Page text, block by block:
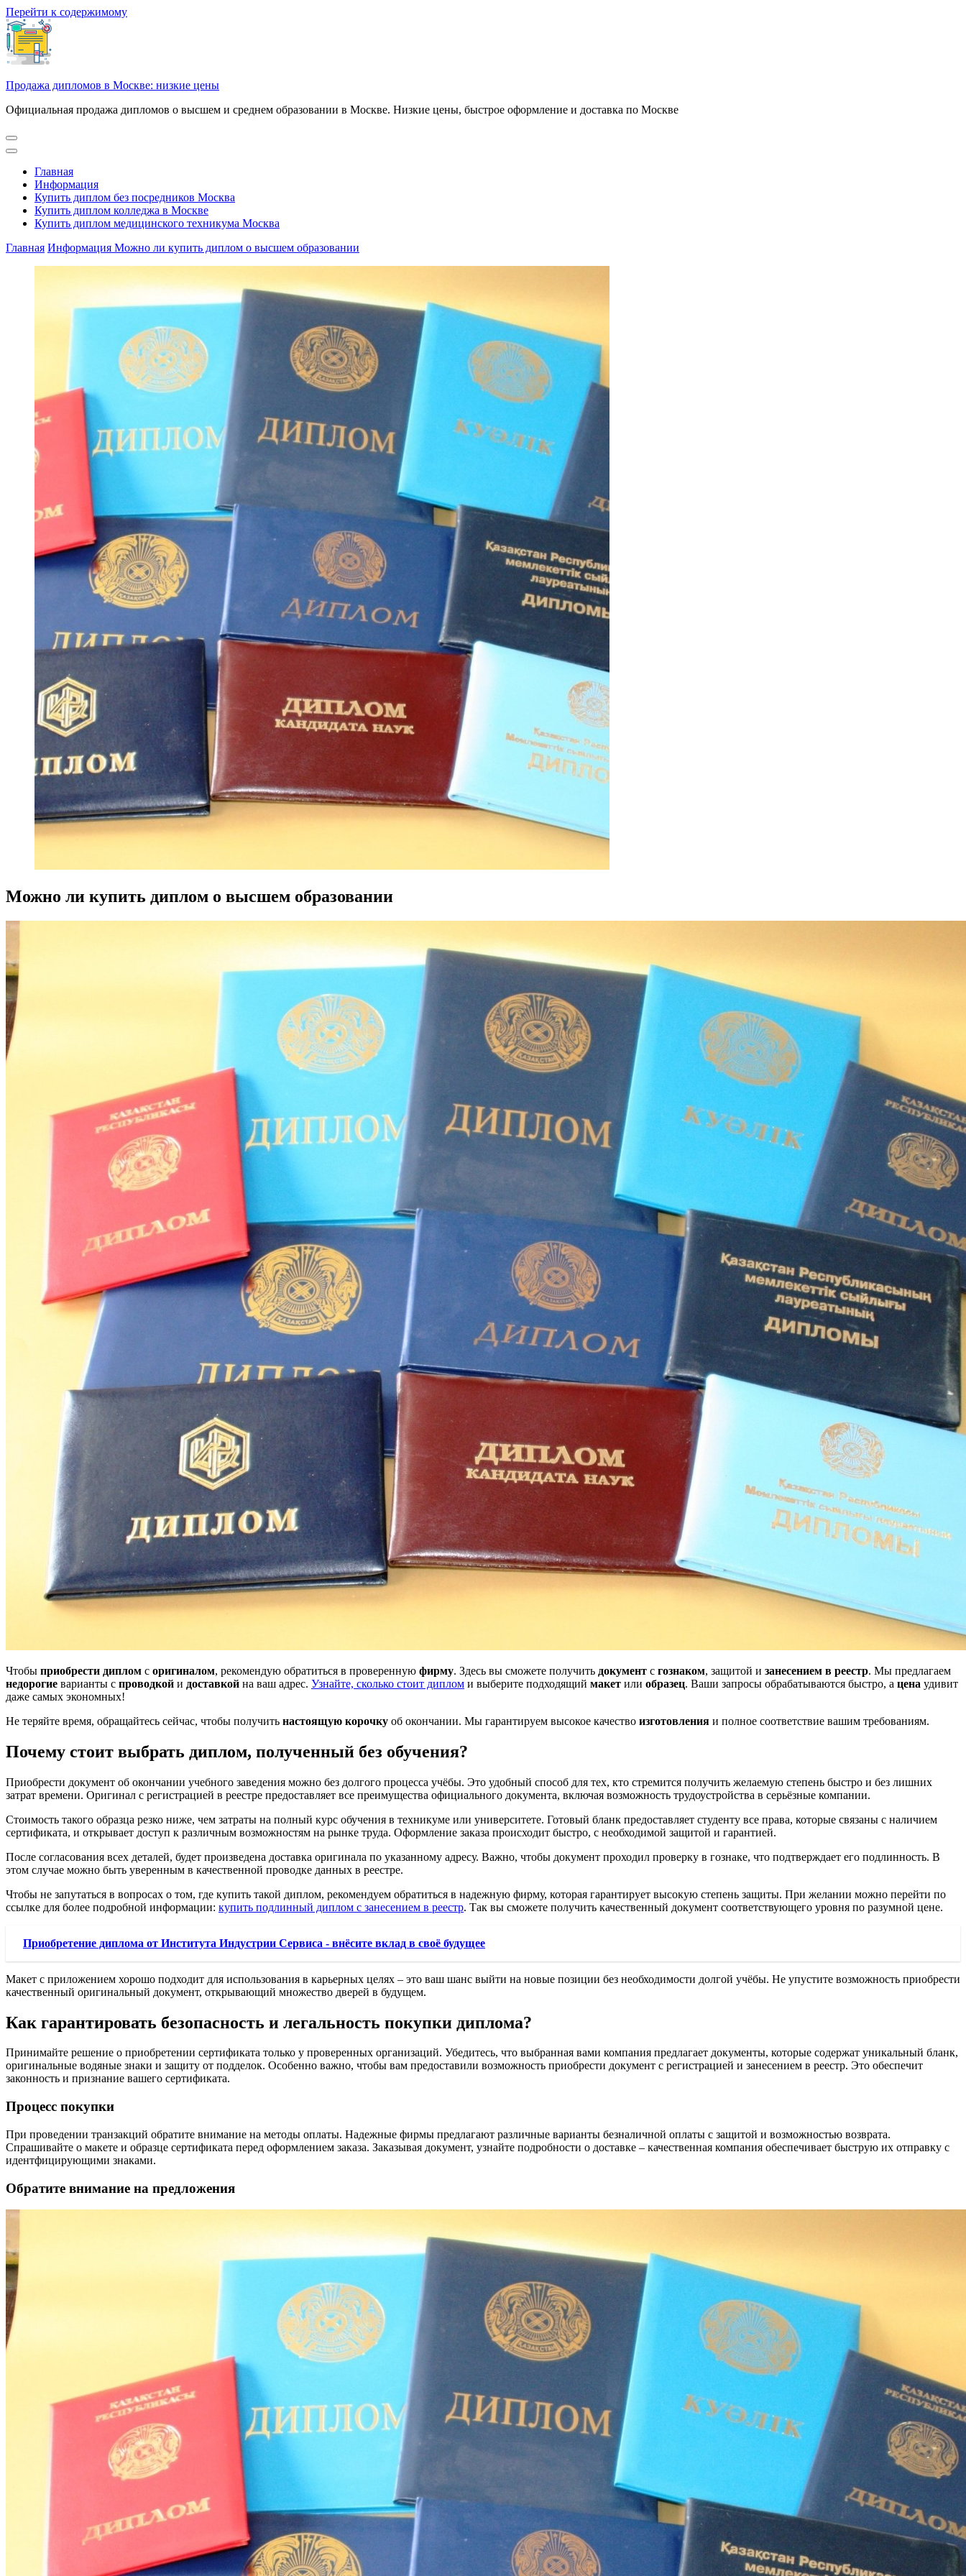
Перейти к содержимому
Продажа дипломов в Москве: низкие цены
Официальная продажа дипломов о высшем и среднем образовании в Москве. Низкие цены, быстрое оформление и доставка по Москве
Главная
Информация
Купить диплом без посредников Москва
Купить диплом колледжа в Москве
Купить диплом медицинского техникума Москва
Главная Информация Можно ли купить диплом о высшем образовании
Можно ли купить диплом о высшем образовании
Чтобы приобрести диплом с оригиналом, рекомендую обратиться в проверенную фирму. Здесь вы сможете получить документ с гознаком, защитой и занесением в реестр. Мы предлагаем
недорогие варианты с проводкой и доставкой на ваш адрес. Узнайте, сколько стоит диплом и выберите подходящий макет или образец. Ваши запросы обрабатываются быстро, а цена удивит
даже самых экономных!
Не теряйте время, обращайтесь сейчас, чтобы получить настоящую корочку об окончании. Мы гарантируем высокое качество изготовления и полное соответствие вашим требованиям.
Почему стоит выбрать диплом, полученный без обучения?
Приобрести документ об окончании учебного заведения можно без долгого процесса учёбы. Это удобный способ для тех, кто стремится получить желаемую степень быстро и без лишних
затрат времени. Оригинал с регистрацией в реестре предоставляет все преимущества официального документа, включая возможность трудоустройства в серьёзные компании.
Стоимость такого образца резко ниже, чем затраты на полный курс обучения в техникуме или университете. Готовый бланк предоставляет студенту все права, которые связаны с наличием
сертификата, и открывает доступ к различным возможностям на рынке труда. Оформление заказа происходит быстро, с необходимой защитой и гарантией.
После согласования всех деталей, будет произведена доставка оригинала по указанному адресу. Важно, чтобы документ проходил проверку в гознаке, что подтверждает его подлинность. В
этом случае можно быть уверенным в качественной проводке данных в реестре.
Чтобы не запутаться в вопросах о том, где купить такой диплом, рекомендуем обратиться в надежную фирму, которая гарантирует высокую степень защиты. При желании можно перейти по
ссылке для более подробной информации: купить подлинный диплом с занесением в реестр. Так вы сможете получить качественный документ соответствующего уровня по разумной цене.
Приобретение диплома от Института Индустрии Сервиса - внёсите вклад в своё будущее
Макет с приложением хорошо подходит для использования в карьерных целях – это ваш шанс выйти на новые позиции без необходимости долгой учёбы. Не упустите возможность приобрести
качественный оригинальный документ, открывающий множество дверей в будущем.
Как гарантировать безопасность и легальность покупки диплома?
Принимайте решение о приобретении сертификата только у проверенных организаций. Убедитесь, что выбранная вами компания предлагает документы, которые содержат уникальный бланк,
оригинальные водяные знаки и защиту от подделок. Особенно важно, чтобы вам предоставили возможность приобрести документ с регистрацией и занесением в реестр. Это обеспечит
законность и признание вашего сертификата.
Процесс покупки
При проведении транзакций обратите внимание на методы оплаты. Надежные фирмы предлагают различные варианты безналичной оплаты с защитой и возможностью возврата.
Спрашивайте о макете и образце сертификата перед оформлением заказа. Заказывая документ, узнайте подробности о доставке – качественная компания обеспечивает быструю их отправку с
идентфицирующими знаками.
Обратите внимание на предложения